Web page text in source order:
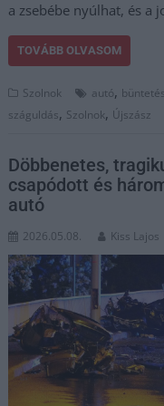
a zsebébe nyúlhat, és a
TOVÁBB OLVASOM
Szolnok autó, büntetés
száguldás, Szolnok, Újszász
Döbbenetes,
csapódott és
autó
2026.05.08. Kiss Lajos